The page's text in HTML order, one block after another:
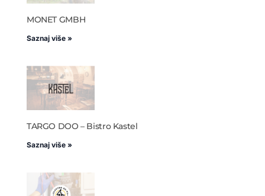
MONET GMBH
Saznaj više »
TARGO DOO – Bistro Kastel
Saznaj više »